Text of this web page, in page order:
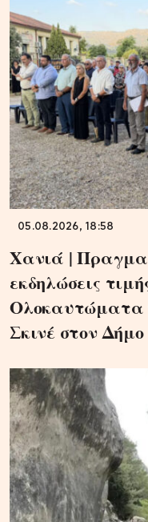
05.08.2026, 18:58
Χανιά |
εκδηλώσεις
Ολοκαυτώματα
Σκινέ στον